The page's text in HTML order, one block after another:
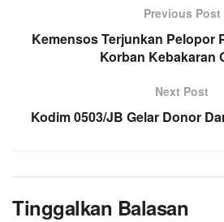
Previous Post
Kemensos Terjunkan Pelopor
Korban Kebakaran
Next Post
Kodim 0503/JB Gelar Donor
Tinggalkan Balasan